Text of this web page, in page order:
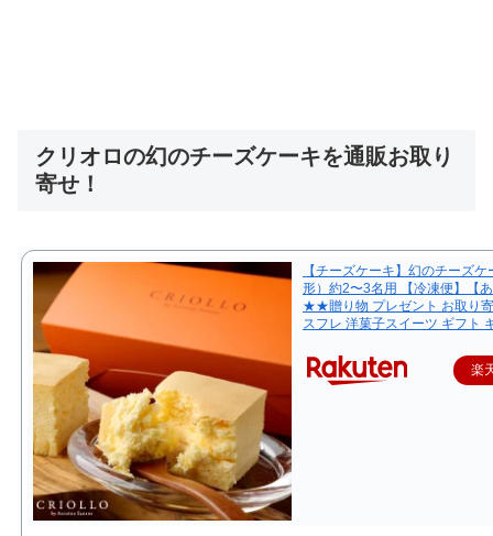
クリオロの幻のチーズケーキを通販お取り
寄せ！
【チーズケーキ】幻のチーズ
形）約2〜3名用 【冷凍便】【
★★贈り物 プレゼント お取り
スフレ 洋菓子スイーツ ギフト
楽